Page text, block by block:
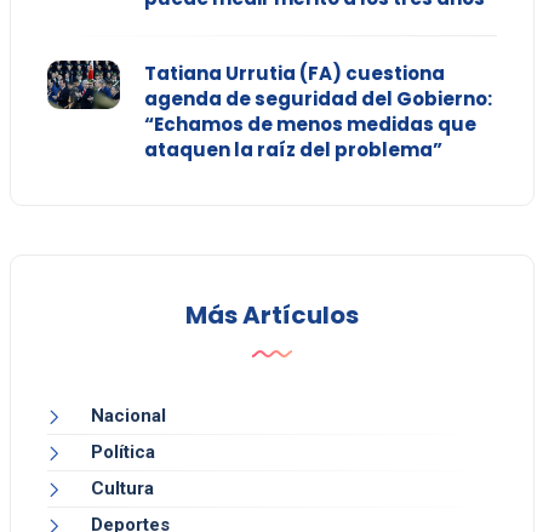
Tatiana Urrutia (FA) cuestiona
agenda de seguridad del Gobierno:
“Echamos de menos medidas que
ataquen la raíz del problema”
Más Artículos
Nacional
Política
Cultura
Deportes